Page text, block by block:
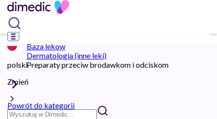
polski
Zmień
Baza lekow
Dermatologia (inne leki)
Preparaty przeciw brodawkom i odciskom
Powrót do kategorii